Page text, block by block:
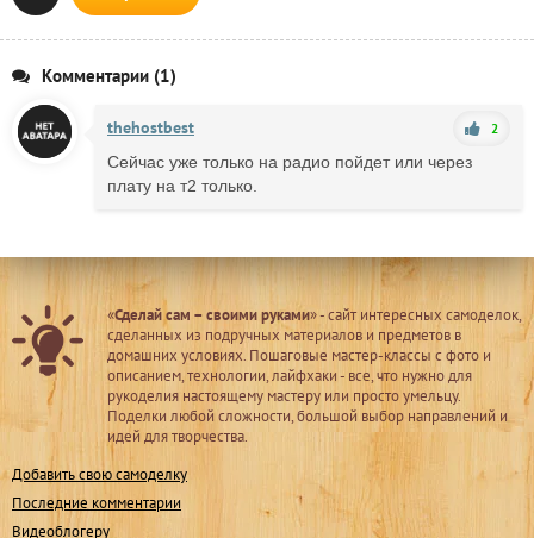
Комментарии (1)
thehostbest 2
Сейчас уже только на радио пойдет или через
плату на т2 только.
«Сделай сам – своими руками» - сайт интересных самоделок,
сделанных из подручных материалов и предметов в
домашних условиях. Пошаговые мастер-классы с фото и
описанием, технологии, лайфхаки - все, что нужно для
рукоделия настоящему мастеру или просто умельцу.
Поделки любой сложности, большой выбор направлений и
идей для творчества.
Добавить свою самоделку
Последние комментарии
Видеоблогеру